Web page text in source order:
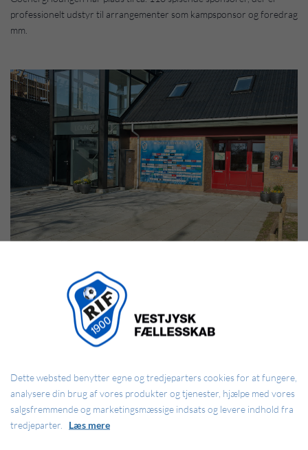
professionelt udstyr til arrangementer som kampsponsor og foredrag
mm.
Opgang til Goenergi loungen.
Dette websted benytter egne og tredjeparters cookies for at fungere,
analysere din brug af vores produkter og tjenester, hjælpe med vores
salgsfremmende og marketingsmæssige indsats og levere indhold fra
tredjeparter. Læs mere